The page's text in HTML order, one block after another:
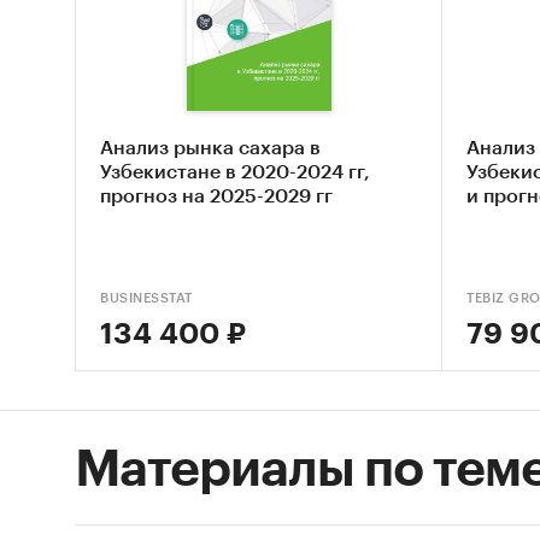
по
на
При
Анализ рынка сахара в
Узбекистане в 2020-2024 гг,
прогноз на 2025-2029 гг
BUSINESSTAT
134 400 ₽
Анализ
и
TEBIZ
79
Материалы по